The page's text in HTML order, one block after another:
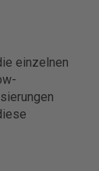
einzelnen